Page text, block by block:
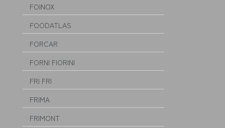
FOINOX
FOODATLAS
FORCAR
FORNI FIORINI
FRI FRI
FRIMA
FRIMONT